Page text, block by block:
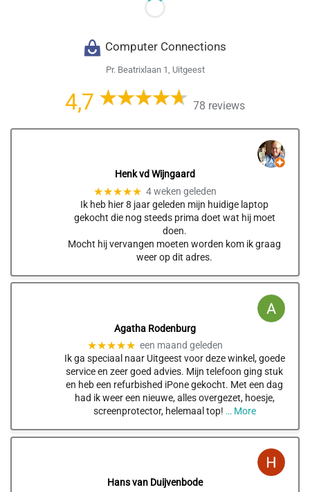
Computer Connections
Pr. Beatrixlaan 1, Uitgeest
4,7 78 reviews
Henk vd Wijngaard
★★★★★ 4 weken geleden
Ik heb hier 8 jaar geleden mijn huidige laptop
gekocht die nog steeds prima doet wat hij moet
doen.
Mocht hij vervangen moeten worden kom ik graag
weer op dit adres.
Agatha Rodenburg
★★★★★ een maand geleden
Ik ga speciaal naar Uitgeest voor deze winkel, goede
service en zeer goed advies. Mijn telefoon ging stuk
en heb een refurbished iPone gekocht. Met een dag
had ik weer een nieuwe, alles overgezet, hoesje,
screenprotector, helemaal top! … More
Hans van Duijvenbode